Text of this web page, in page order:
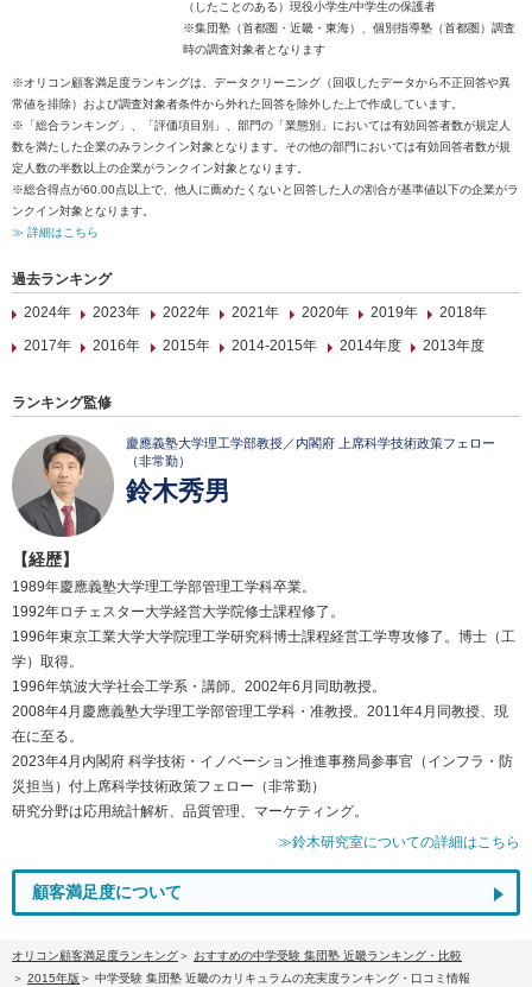
（したことのある）現役小学生/中学生の保護者
※集団塾（首都圏・近畿・東海）、個別指導塾（首都圏）調査
時の調査対象者となります
※オリコン顧客満足度ランキングは、データクリーニング（回収したデータから不正回答や異
常値を排除）および調査対象者条件から外れた回答を除外した上で作成しています。
※「総合ランキング」、「評価項目別」、部門の「業態別」においては有効回答者数が規定人
数を満たした企業のみランクイン対象となります。その他の部門においては有効回答者数が規
定人数の半数以上の企業がランクイン対象となります。
※総合得点が60.00点以上で、他人に薦めたくないと回答した人の割合が基準値以下の企業がラ
ンクイン対象となります。
≫ 詳細はこちら
過去ランキング
2024年
2023年 2022年 2021年 2020年 2019年
2018年
2017年
2016年 2015年 2014-2015年 2014年度 2013年度
ランキング監修
慶應義塾大学理工学部教授／内閣府 上席科学技術政策フェロー
（非常勤）
鈴木秀男
【経歴】
1989年慶應義塾大学理工学部管理工学科卒業。
1992年ロチェスター大学経営大学院修士課程修了。
1996年東京工業大学大学院理工学研究科博士課程経営工学専攻修了。博士（工
学）取得。
1996年筑波大学社会工学系・講師。2002年6月同助教授。
2008年4月慶應義塾大学理工学部管理工学科・准教授。2011年4月同教授、現
在に至る。
2023年4月内閣府 科学技術・イノベーション推進事務局参事官（インフラ・防
災担当）付上席科学技術政策フェロー（非常勤）
研究分野は応用統計解析、品質管理、マーケティング。
≫鈴木研究室についての詳細はこちら
顧客満足度について
オリコン顧客満足度ランキング
おすすめの中学受験 集団塾 近畿ランキング・比較
2015年版
中学受験 集団塾 近畿のカリキュラムの充実度ランキング・口コミ情報